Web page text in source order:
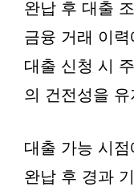
완납 후 대출
금융 거래 이
대출 신청 시
의 건전성을
대출 가능 시
완납 후 경과